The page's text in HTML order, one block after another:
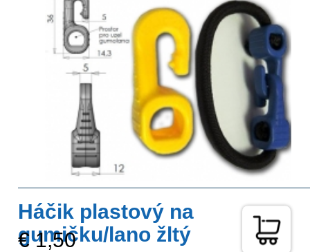
Háčik plastový na
gumičku/lano žltý
€ 1,50